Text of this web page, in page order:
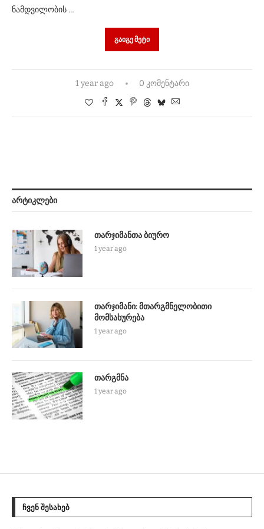
ნამდვილობის …
ᲒᲐᲘᲒᲔ ᲛᲔᲢᲘ
1 year ago 0 კომენტარი
ᲐᲠᲢᲘᲙᲚᲔᲑᲘ
თარჯიმანთა ბიურო
1 year ago
თარჯიმანი: მთარგმნელობითი
მომსახურება
1 year ago
თარგმნა
1 year ago
ᲩᲕᲔᲜ ᲨᲔᲡᲐᲮᲔᲑ